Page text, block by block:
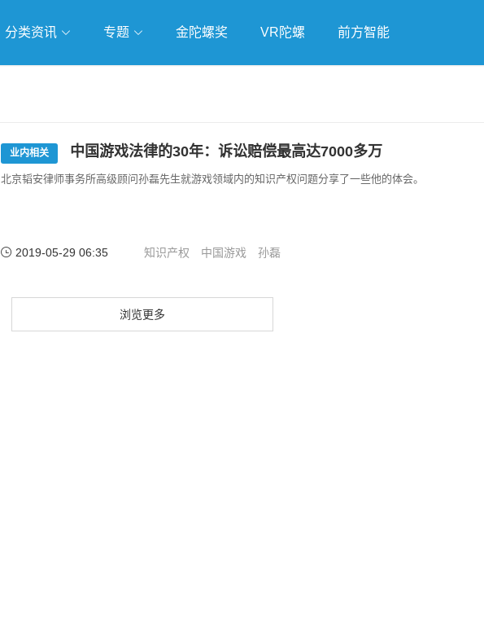
分类资讯 专题 金陀螺奖 VR陀螺 前方智能
业内相关 中国游戏法律的30年：诉讼赔偿最高达7000多万
北京韬安律师事务所高级顾问孙磊先生就游戏领域内的知识产权问题分享了一些他的体会。​
2019-05-29 06:35 知识产权 中国游戏 孙磊
浏览更多